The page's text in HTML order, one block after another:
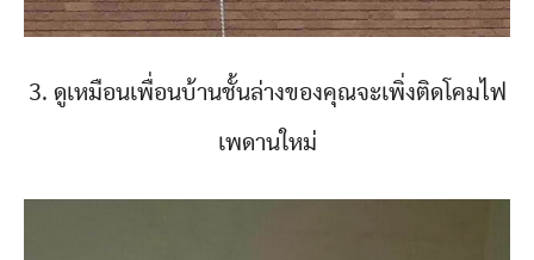
3. ดูเหมือนเพื่อนบ้านชั้นล่างของคุณจะเพิ่งติดโคมไฟ
เพดานใหม่